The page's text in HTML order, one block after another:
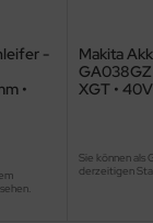
-
•
Makita
GA038GZ
XGT •
Sie können als
derzeitigen